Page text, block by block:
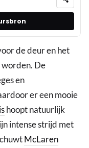
de deur en het
De
en
er een mooie
hoopt natuurlijk
intense strijd met
McLaren